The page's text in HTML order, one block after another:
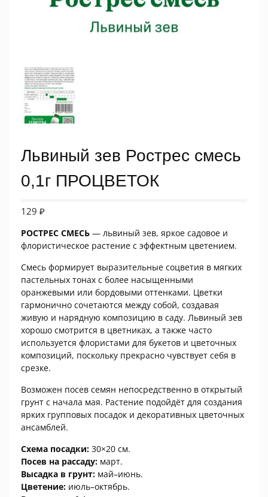
Львиный зев Рострес смесь
0,1г ПРОЦВЕТОК
129 ₽
РОСТРЕС СМЕСЬ — львиный зев, яркое садовое и
флористическое растение с эффектным цветением.
Смесь формирует выразительные соцветия в мягких
пастельных тонах с более насыщенными
оранжевыми или бордовыми оттенками. Цветки
гармонично сочетаются между собой, создавая
живую и нарядную композицию в саду. Львиный зев
хорошо смотрится в цветниках, а также часто
используется флористами для букетов и цветочных
композиций, поскольку прекрасно чувствует себя в
срезке.
Возможен посев семян непосредственно в открытый
грунт с начала мая. Растение подойдёт для создания
ярких групповых посадок и декоративных цветочных
ансамблей.
Схема посадки: 30×20 см.
Посев на рассаду: март.
Высадка в грунт: май–июнь.
Цветение: июль–октябрь.